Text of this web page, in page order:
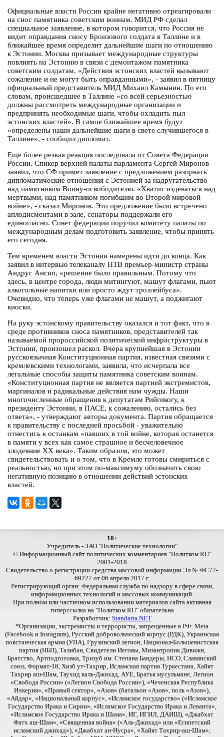
Официальные власти России крайне негативно отреагировали
на снос памятника советским воинам. МИД РФ сделал
специальное заявление, в котором говорится, что Россия не
видит оправдания сносу Бронзового солдата в Таллине и в
ближайшее время определит дальнейшие шаги по отношению
к Эстонии. Москва призывает международные структуры
повлиять на Эстонию в связи с демонтажом памятника
советским солдатам. «Действия эстонских властей вызывают
сожаление и не могут быть оправданными», - заявил в пятницу
официальный представитель МИД Михаил Камынин. По его
словам, происшедшее в Таллине «со всей серьезностью
должны рассмотреть международные организации и
предпринять необходимые шаги, чтобы охладить пыл
эстонских властей». В самое ближайшее время будут
«определены наши дальнейшие шаги в свете случившегося в
Таллине», - сообщил дипломат.
Еще более резкая реакция последовала от Совета Федерации
России. Спикер верхней палаты парламента Сергей Миронов
заявил, что СФ примет заявление с предложением разорвать
дипломатические отношения с Эстонией за надругательство
над памятником Воину-освободителю. «Хватит издеваться над
мертвыми, над памятником погибшим во Второй мировой
войне», - сказал Миронов. Это предложение было встречено
аплодисментами в зале, сенаторы поддержали его
единогласно. Совет федерации поручил комитету палаты по
международным делам подготовить заявление, чтобы принять
его сегодня.
Тем временем власти Эстонии намерены идти до конца. Как
заявил в интервью телеканалу НТВ премьер-министр страны
Андрус Ансип, «решение было правильным. Потому что
здесь, в центре города, люди митингуют, машут флагами, пьют
алкогольные напитки или просто ждут троллейбуса».
Очевидно, что теперь уже флагами не машут, а поджигают
киоски.
На руку эстонскому правительству оказался и тот факт, что в
среде противников сноса памятников, представителей так
называемой пророссийской политической инфраструктуры в
Эстонии, произошел раскол. Вчера крупнейшая в Эстонии
русскоязычная Конституционная партия, известная связями с
кремлевскими технологами, заявила, что исчерпала все
легальные способы защиты памятника советским воинам.
«Конституционная партия не является партией экстремистов,
маргиналов и радикальные действия нам чужды. Наши
многочисленные обращения к депутатам Рийгикогу, к
президенту Эстонии, в ПАСЕ, к сожалению, остались без
ответа», - утверждают авторы документа. Партия обращается
к правительству с последней просьбой - уважительно
отнестись к останкам «павших в той войне, которая останется
в памяти у всех как самое страшное и бесчеловечное
злодеяние XX века». Таким образом, это может
свидетельствовать и о том, что в Кремле готовы смириться с
реальностью, но при этом по-максимуму обозначить свою
негативную позицию в отношении действий эстонских
властей.
18+
Учредитель - ЗАО "Политические технологии"
© Информационный сайт политических комментариев "Политком.RU"
2001-2018
Свидетельство о регистрации средства массовой информации Эл № ФС77-
69227 от 06 апреля 2017 г.
Регистрирующий орган: Федеральная служба по надзору в сфере связи,
информационных технологий и массовых коммуникаций.
При полном или частичном использовании материалов сайта активная
гиперссылка на "Политком.RU" обязательна
Разработчик: Standarta.NET
*Организации, экстремисты и террористы, запрещенные в РФ: Meta
(Facebook и Instagram), Русский добровольческий корпус (РДК), Украинская
повстанческая армия (УПА), Грузинский легион, Национал-Большевистская
партия (НБП), Талибан, Свидетели Иеговы, Мизантропик Дивижн,
Братство, Артподготовка, Тризуб им. Степана Бандеры, НСО, Славянский
союз, Формат-18, Хизб ут-Тахрир, Исламская партия Туркестана, Хайят
Тахрир аш-Шам, Таухид валь-Джихад, АУЕ, Братья мусульмане, Легион
«Свобода России» («Легион Свобода России»), «Чеченская Республика
Ичкерия», «Правый сектор», «Азов» (батальон «Азов», полк «Азов»),
«Айдар», «Национальный корпус», «Исламское государство» («Исламское
Государство Ирака и Сирии», «Исламское Государство Ирака и Леванта»,
«Исламское Государство Ирака и Шама», ИГ, ИГИЛ, ДАИШ), «Джабхат
Фатх аш-Шам», «Священная война» («Аль-Джихад» или «Египетский
исламский джихад»), «Джабхат ан-Нусра», «Хайят Тахрир-аш-Шам»,